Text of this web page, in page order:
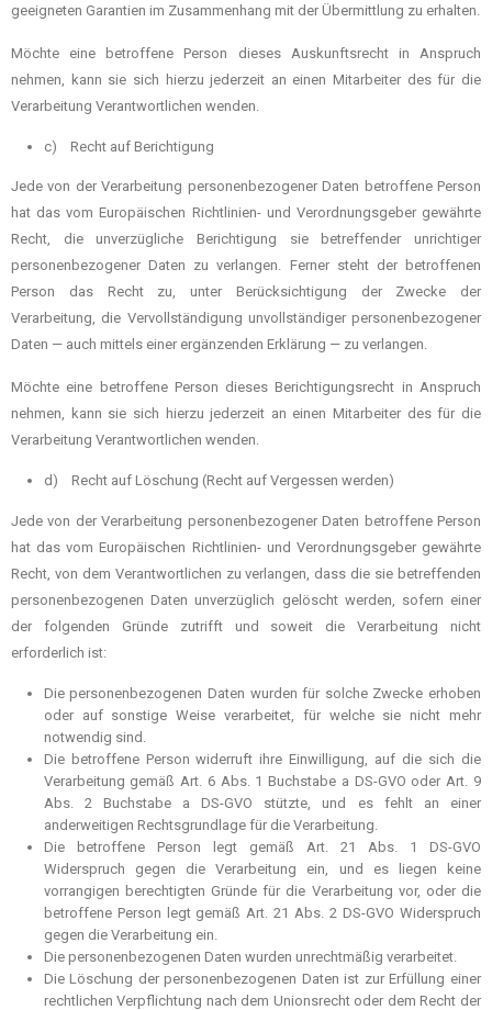
geeigneten Garantien im Zusammenhang mit der Übermittlung zu erhalten.
Möchte eine betroffene Person dieses Auskunftsrecht in Anspruch
nehmen, kann sie sich hierzu jederzeit an einen Mitarbeiter des für die
Verarbeitung Verantwortlichen wenden.
c) Recht auf Berichtigung
Jede von der Verarbeitung personenbezogener Daten betroffene Person
hat das vom Europäischen Richtlinien- und Verordnungsgeber gewährte
Recht, die unverzügliche Berichtigung sie betreffender unrichtiger
personenbezogener Daten zu verlangen. Ferner steht der betroffenen
Person das Recht zu, unter Berücksichtigung der Zwecke der
Verarbeitung, die Vervollständigung unvollständiger personenbezogener
Daten — auch mittels einer ergänzenden Erklärung — zu verlangen.
Möchte eine betroffene Person dieses Berichtigungsrecht in Anspruch
nehmen, kann sie sich hierzu jederzeit an einen Mitarbeiter des für die
Verarbeitung Verantwortlichen wenden.
d) Recht auf Löschung (Recht auf Vergessen werden)
Jede von der Verarbeitung personenbezogener Daten betroffene Person
hat das vom Europäischen Richtlinien- und Verordnungsgeber gewährte
Recht, von dem Verantwortlichen zu verlangen, dass die sie betreffenden
personenbezogenen Daten unverzüglich gelöscht werden, sofern einer
der folgenden Gründe zutrifft und soweit die Verarbeitung nicht
erforderlich ist:
Die personenbezogenen Daten wurden für solche Zwecke erhoben
oder auf sonstige Weise verarbeitet, für welche sie nicht mehr
notwendig sind.
Die betroffene Person widerruft ihre Einwilligung, auf die sich die
Verarbeitung gemäß Art. 6 Abs. 1 Buchstabe a DS-GVO oder Art. 9
Abs. 2 Buchstabe a DS-GVO stützte, und es fehlt an einer
anderweitigen Rechtsgrundlage für die Verarbeitung.
Die betroffene Person legt gemäß Art. 21 Abs. 1 DS-GVO
Widerspruch gegen die Verarbeitung ein, und es liegen keine
vorrangigen berechtigten Gründe für die Verarbeitung vor, oder die
betroffene Person legt gemäß Art. 21 Abs. 2 DS-GVO Widerspruch
gegen die Verarbeitung ein.
Die personenbezogenen Daten wurden unrechtmäßig verarbeitet.
Die Löschung der personenbezogenen Daten ist zur Erfüllung einer
rechtlichen Verpflichtung nach dem Unionsrecht oder dem Recht der